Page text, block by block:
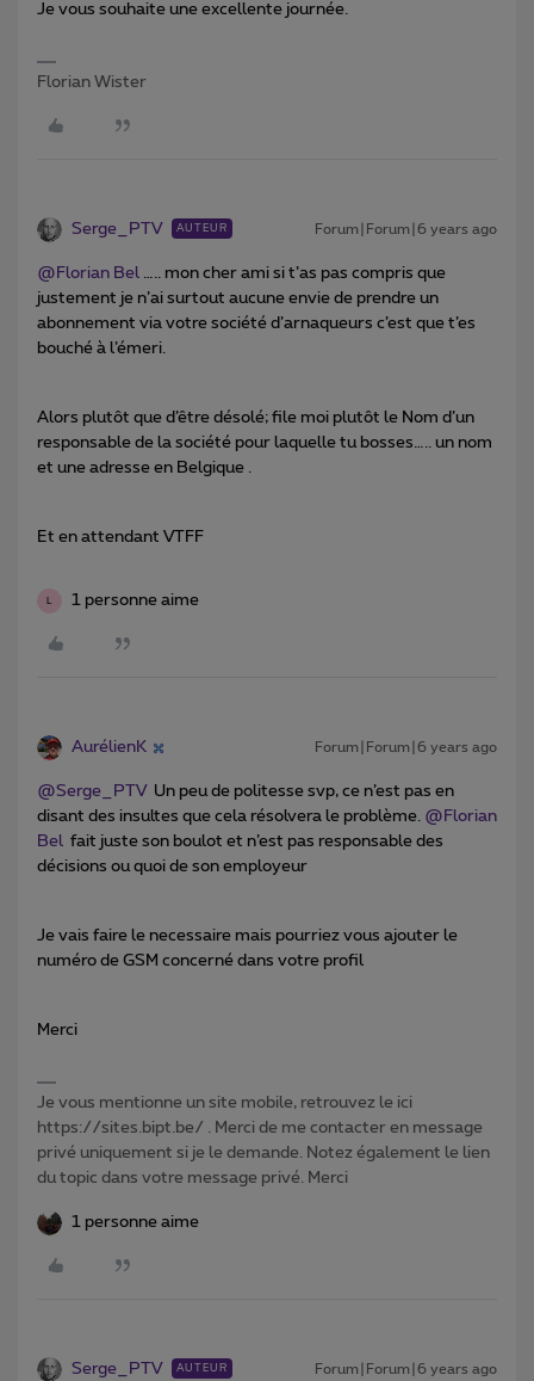
Je vous souhaite une excellente journée.
Florian Wister
Serge_PTV AUTEUR Forum|Forum|6 years ago
@Florian Bel ….. mon cher ami si t’as pas compris que
justement je n’ai surtout aucune envie de prendre un
abonnement via votre société d’arnaqueurs c’est que t’es
bouché à l’émeri.
Alors plutôt que d’être désolé; file moi plutôt le Nom d’un
responsable de la société pour laquelle tu bosses….. un nom
et une adresse en Belgique .
Et en attendant VTFF
L 1 personne aime
AurélienK Forum|Forum|6 years ago
@Serge_PTV Un peu de politesse svp, ce n’est pas en
disant des insultes que cela résolvera le problème. @Florian
Bel fait juste son boulot et n’est pas responsable des
décisions ou quoi de son employeur
Je vais faire le necessaire mais pourriez vous ajouter le
numéro de GSM concerné dans votre profil
Merci
Je vous mentionne un site mobile, retrouvez le ici
https://sites.bipt.be/ . Merci de me contacter en message
privé uniquement si je le demande. Notez également le lien
du topic dans votre message privé. Merci
1 personne aime
Serge_PTV AUTEUR Forum|Forum|6 years ago